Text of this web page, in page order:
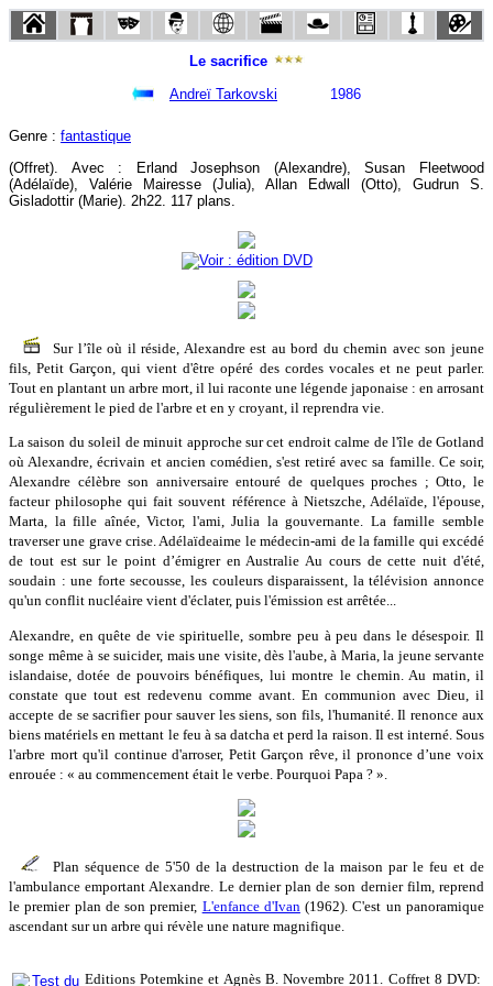
Le sacrifice
Andreï Tarkovski
1986
Genre : fantastique
(Offret). Avec : Erland Josephson (Alexandre), Susan Fleetwood
(Adélaïde), Valérie Mairesse (Julia), Allan Edwall (Otto), Gudrun S.
Gisladottir (Marie). 2h22. 117 plans.
Sur l’île où il réside, Alexandre est au bord du chemin avec son jeune
fils, Petit Garçon, qui vient d'être opéré des cordes vocales et ne peut parler.
Tout en plantant un arbre mort, il lui raconte une légende japonaise : en arrosant
régulièrement le pied de l'arbre et en y croyant, il reprendra vie.
La saison du soleil de minuit approche sur cet endroit calme de l'île de Gotland
où Alexandre, écrivain et ancien comédien, s'est retiré avec sa famille. Ce soir,
Alexandre célèbre son anniversaire entouré de quelques proches ; Otto, le
facteur philosophe qui fait souvent référence à Nietszche, Adélaïde, l'épouse,
Marta, la fille aînée, Victor, l'ami, Julia la gouvernante. La famille semble
traverser une grave crise. Adélaïdeaime le médecin-ami de la famille qui excédé
de tout est sur le point d’émigrer en Australie Au cours de cette nuit d'été,
soudain : une forte secousse, les couleurs disparaissent, la télévision annonce
qu'un conflit nucléaire vient d'éclater, puis l'émission est arrêtée...
Alexandre, en quête de vie spirituelle, sombre peu à peu dans le désespoir. Il
songe même à se suicider, mais une visite, dès l'aube, à Maria, la jeune servante
islandaise, dotée de pouvoirs bénéfiques, lui montre le chemin. Au matin, il
constate que tout est redevenu comme avant. En communion avec Dieu, il
accepte de se sacrifier pour sauver les siens, son fils, l'humanité. Il renonce aux
biens matériels en mettant le feu à sa datcha et perd la raison. Il est interné. Sous
l'arbre mort qu'il continue d'arroser, Petit Garçon rêve, il prononce d’une voix
enrouée : « au commencement était le verbe. Pourquoi Papa ? ».
Plan séquence de 5'50 de la destruction de la maison par le feu et de
l'ambulance emportant Alexandre. Le dernier plan de son dernier film, reprend
le premier plan de son premier, L'enfance d'Ivan(1962). C'est un panoramique
ascendant sur un arbre qui révèle une nature magnifique.
Editions Potemkine et Agnès B. Novembre 2011. Coffret 8 DVD: